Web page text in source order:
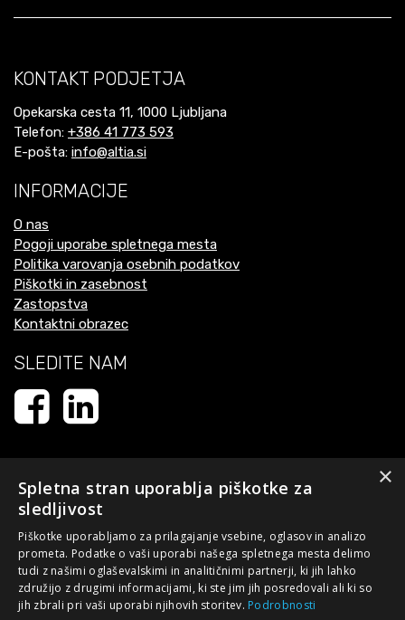
KONTAKT PODJETJA
Opekarska cesta 11, 1000 Ljubljana
Telefon: +386 41 773 593
E-pošta: info@altia.si
INFORMACIJE
O nas
Pogoji uporabe spletnega mesta
Politika varovanja osebnih podatkov
Piškotki in zasebnost
Zastopstva
Kontaktni obrazec
SLEDITE NAM
Naložbo - izdelavo spletne strani - sofinancirata Republika
Slovenija in Evropska unija iz Evropskega sklada za regionalni
×
Spletna stran uporablja piškotke za
sledljivost
Piškotke uporabljamo za prilagajanje vsebine, oglasov in analizo
prometa. Podatke o vaši uporabi našega spletnega mesta delimo
tudi z našimi oglaševalskimi in analitičnimi partnerji, ki jih lahko
združijo z drugimi informacijami, ki ste jim jih posredovali ali ki so
jih zbrali pri vaši uporabi njihovih storitev. Podrobnosti